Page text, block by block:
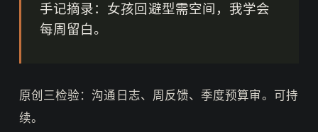
手记摘录：女孩回避型需空间，我学会
每周留白。
原创三检验：沟通日志、周反馈、季度预算审。可持
续。